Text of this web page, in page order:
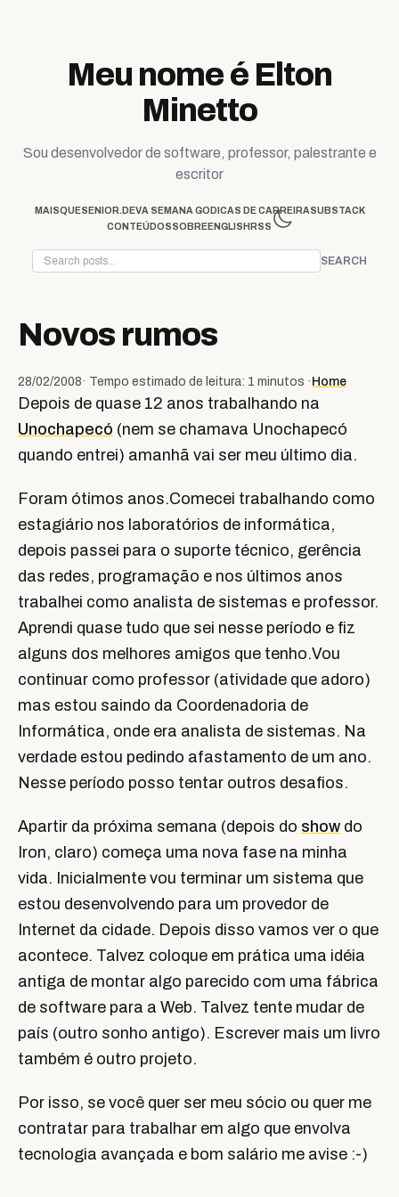
Meu nome é Elton
Minetto
Sou desenvolvedor de software, professor, palestrante e
escritor
MAISQUESENIOR.DEVA SEMANA GO DICAS DE CARREIRASUBSTACK
CONTEÚDOSSOBREENGLISH RSS
SEARCH
Novos rumos
28/02/2008· Tempo estimado de leitura: 1 minutos · Home
Depois de quase 12 anos trabalhando na
Unochapecó (nem se chamava Unochapecó
quando entrei) amanhã vai ser meu último dia.
Foram ótimos anos.Comecei trabalhando como
estagiário nos laboratórios de informática,
depois passei para o suporte técnico, gerência
das redes, programação e nos últimos anos
trabalhei como analista de sistemas e professor.
Aprendi quase tudo que sei nesse período e fiz
alguns dos melhores amigos que tenho.Vou
continuar como professor (atividade que adoro)
mas estou saindo da Coordenadoria de
Informática, onde era analista de sistemas. Na
verdade estou pedindo afastamento de um ano.
Nesse período posso tentar outros desafios.
Apartir da próxima semana (depois do show do
Iron, claro) começa uma nova fase na minha
vida. Inicialmente vou terminar um sistema que
estou desenvolvendo para um provedor de
Internet da cidade. Depois disso vamos ver o que
acontece. Talvez coloque em prática uma idéia
antiga de montar algo parecido com uma fábrica
de software para a Web. Talvez tente mudar de
país (outro sonho antigo). Escrever mais um livro
também é outro projeto.
Por isso, se você quer ser meu sócio ou quer me
contratar para trabalhar em algo que envolva
tecnologia avançada e bom salário me avise :-)